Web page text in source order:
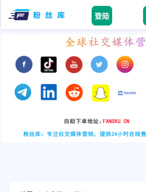
登陆
首页
tiktok
youtube
instagram